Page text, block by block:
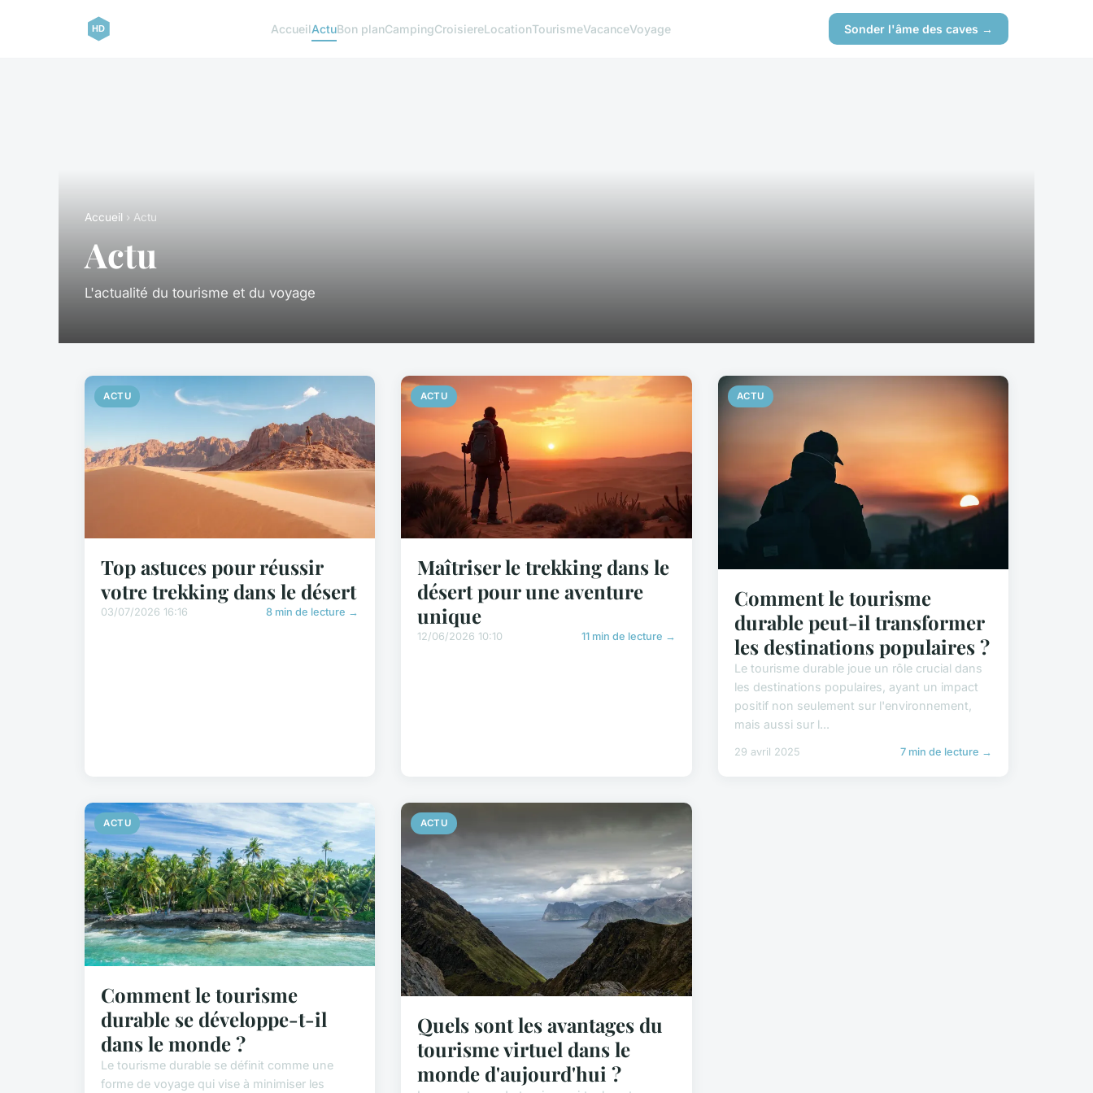
AccueilActuBon planCampingCroisiereLocationTourismeVacanceVoyage Sonder l'âme des caves →
Accueil › Actu
Actu
L'actualité du tourisme et du voyage
ACTU
Top astuces pour réussir
votre trekking dans le désert
03/07/2026 16:16 8 min de lecture →
ACTU
Maîtriser le trekking dans le
désert pour une aventure
unique
12/06/2026 10:10 11 min de lecture →
ACTU
Comment le tourisme
durable peut-il transformer
les destinations populaires ?
Le tourisme durable joue un rôle crucial dans
les destinations populaires, ayant un impact
positif non seulement sur l'environnement,
mais aussi sur l...
29 avril 2025 7 min de lecture →
ACTU
Comment le tourisme
durable se développe-t-il
dans le monde ?
Le tourisme durable se définit comme une
forme de voyage qui vise à minimiser les
ACTU
Quels sont les avantages du
tourisme virtuel dans le
monde d'aujourd'hui ?